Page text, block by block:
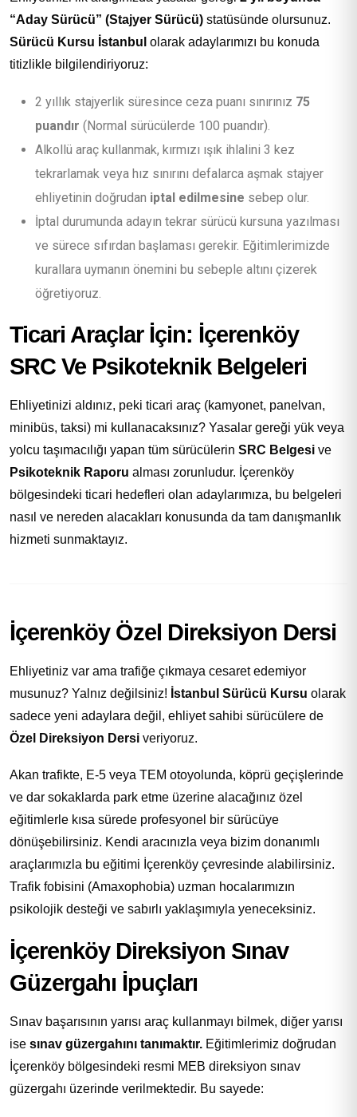
“Aday Sürücü” (Stajyer Sürücü) statüsünde olursunuz.
Sürücü Kursu İstanbul olarak adaylarımızı bu konuda
titizlikle bilgilendiriyoruz:
2 yıllık stajyerlik süresince ceza puanı sınırınız 75
puandır (Normal sürücülerde 100 puandır).
Alkollü araç kullanmak, kırmızı ışık ihlalini 3 kez
tekrarlamak veya hız sınırını defalarca aşmak stajyer
ehliyetinin doğrudan iptal edilmesine sebep olur.
İptal durumunda adayın tekrar sürücü kursuna yazılması
ve sürece sıfırdan başlaması gerekir. Eğitimlerimizde
kurallara uymanın önemini bu sebeple altını çizerek
öğretiyoruz.
Ticari Araçlar İçin: İçerenköy
SRC Ve Psikoteknik Belgeleri
Ehliyetinizi aldınız, peki ticari araç (kamyonet, panelvan,
minibüs, taksi) mi kullanacaksınız? Yasalar gereği yük veya
yolcu taşımacılığı yapan tüm sürücülerin SRC Belgesi ve
Psikoteknik Raporu alması zorunludur. İçerenköy
bölgesindeki ticari hedefleri olan adaylarımıza, bu belgeleri
nasıl ve nereden alacakları konusunda da tam danışmanlık
hizmeti sunmaktayız.
İçerenköy Özel Direksiyon Dersi
Ehliyetiniz var ama trafiğe çıkmaya cesaret edemiyor
musunuz? Yalnız değilsiniz! İstanbul Sürücü Kursu olarak
sadece yeni adaylara değil, ehliyet sahibi sürücülere de
Özel Direksiyon Dersi veriyoruz.
Akan trafikte, E-5 veya TEM otoyolunda, köprü geçişlerinde
ve dar sokaklarda park etme üzerine alacağınız özel
eğitimlerle kısa sürede profesyonel bir sürücüye
dönüşebilirsiniz. Kendi aracınızla veya bizim donanımlı
araçlarımızla bu eğitimi İçerenköy çevresinde alabilirsiniz.
Trafik fobisini (Amaxophobia) uzman hocalarımızın
psikolojik desteği ve sabırlı yaklaşımıyla yeneceksiniz.
İçerenköy Direksiyon Sınav
Güzergahı İpuçları
Sınav başarısının yarısı araç kullanmayı bilmek, diğer yarısı
ise sınav güzergahını tanımaktır. Eğitimlerimiz doğrudan
İçerenköy bölgesindeki resmi MEB direksiyon sınav
güzergahı üzerinde verilmektedir. Bu sayede: